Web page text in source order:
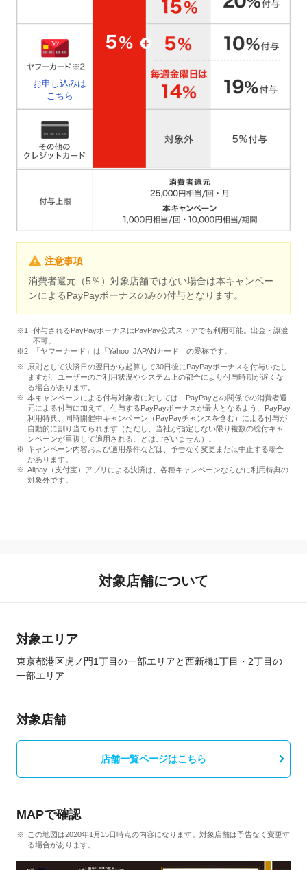
お申し込みは
こちら
注意事項
消費者還元（5％）対象店舗ではない場合は本キャンペー
ンによるPayPayボーナスのみの付与となります。
付与されるPayPayボーナスはPayPay公式ストアでも利用可能。出金・譲渡
不可。
「ヤフーカード」は「Yahoo! JAPANカード」の愛称です。
原則として決済日の翌日から起算して30日後にPayPayボーナスを付与いたし
ますが、ユーザーのご利用状況やシステム上の都合により付与時期が遅くな
る場合があります。
本キャンペーンによる付与対象者に対しては、PayPayとの関係での消費者還
元による付与に加えて、付与するPayPayボーナスが最大となるよう、PayPay
利用特典、同時開催中キャンペーン（PayPayチャンスを含む）による付与が
自動的に割り当てられます（ただし、当社が指定しない限り複数の総付キャ
ンペーンが重複して適用されることはございません）。
キャンペーン内容および適用条件などは、予告なく変更または中止する場合
があります。
Alipay（支付宝）アプリによる決済は、各種キャンペーンならびに利用特典の
対象外です。
対象店舗について
対象エリア
東京都港区虎ノ門1丁目の一部エリアと西新橋1丁目・2丁目の
一部エリア
対象店舗
店舗一覧ページはこちら
MAPで確認
この地図は2020年1月15日時点の内容になります。対象店舗は予告なく変更す
る場合があります。